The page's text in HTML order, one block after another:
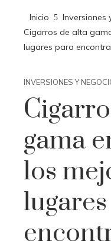
Inicio
Inversiones
Cigarros de alta
lugares para
INVERSIONES Y
gama
los